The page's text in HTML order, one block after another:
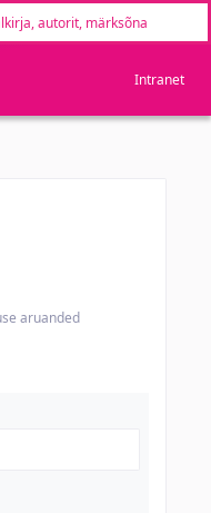
Intranet
aruanded